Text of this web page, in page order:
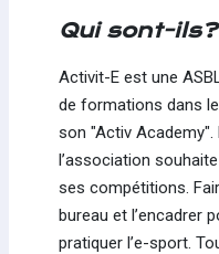
Qui sont-ils?
Activit-E​ est une
de formations dans
son "Activ
l’association
ses compétitions.
bureau et l’encadrer
pratiquer l’e-sport.